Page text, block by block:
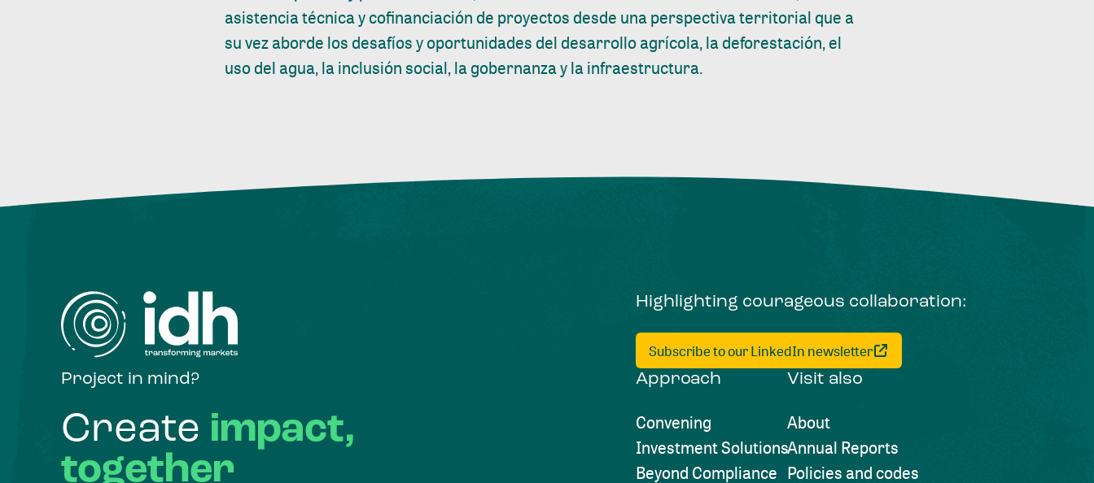
asistencia técnica y cofinanciación de proyectos desde una perspectiva territorial que a
su vez aborde los desafíos y oportunidades del desarrollo agrícola, la deforestación, el
uso del agua, la inclusión social, la gobernanza y la infraestructura.
Highlighting courageous collaboration:
Subscribe to our LinkedIn newsletter
Project in mind?
Create impact,
together
Approach
Convening
Investment Solutions
Beyond Compliance
Visit also
About
Annual Reports
Policies and codes